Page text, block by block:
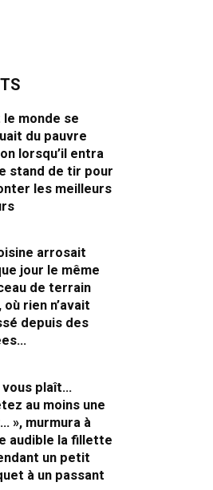
le monde se
du pauvre
lorsqu’il entra
stand de tir pour
les meilleurs
arrosait
jour le même
de terrain
où rien n’avait
depuis des
vous plaît…
au moins une
», murmura à
audible la fillette
un petit
à un passant